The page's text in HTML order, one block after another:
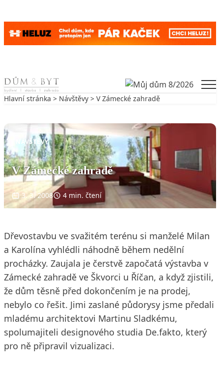
Skip to content
Hlavní stránka > Návštěvy > V Zámecké zahradě
NÁVŠTĚVY
V Zámecké zahradě
3. 3. 2008 4 min. čtení
Dřevostavbu ve svažitém terénu si manželé Milan
a Karolína vyhlédli náhodně během nedělní
procházky. Zaujala je čerstvě započatá výstavba v
Zámecké zahradě ve Škvorci u Říčan, a když zjistili,
že dům těsně před dokončením je na prodej,
nebylo co řešit. Jimi zaslané půdorysy jsme předali
mladému architektovi Martinu Sladkému,
spolumajiteli designového studia De.fakto, který
pro ně připravil vizualizaci.